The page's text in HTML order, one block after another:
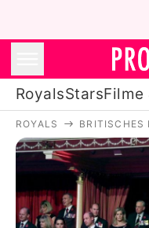
RoyalsStarsFilme
ROYALS BRITISCHES